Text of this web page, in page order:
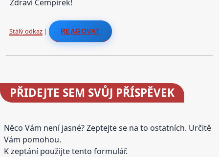
Zdraví Cempírek!
Stálý odkaz| REAGOVAT
PŘIDEJTE SEM SVŮJ PŘÍSPĚVEK
Něco Vám není jasné? Zeptejte se na to ostatních. Určitě
Vám pomohou.
K zeptání použijte tento formulář.